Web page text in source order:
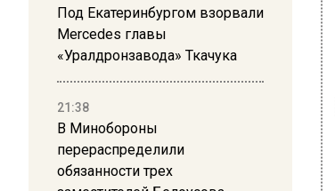
Под Екатеринбургом взорвали
Mercedes главы
«Уралдронзавода» Ткачука
21:38
В Минобороны
перераспределили
обязанности трех